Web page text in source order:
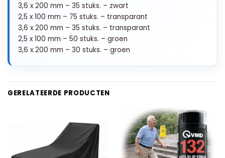
3,6 x 200 mm – 35 stuks. – zwart
2,5 x 100 mm – 75 stuks. – transparant
3,6 x 200 mm – 35 stuks. – transparant
2,5 x 100 mm – 50 stuks. – groen
3,6 x 200 mm – 30 stuks. – groen
GERELATEERDE PRODUCTEN